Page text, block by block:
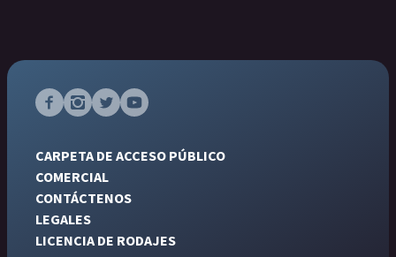
CARPETA DE ACCESO PÚBLICO
COMERCIAL
CONTÁCTENOS
LEGALES
LICENCIA DE RODAJES